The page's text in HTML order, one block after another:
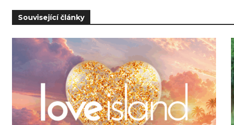
Související články